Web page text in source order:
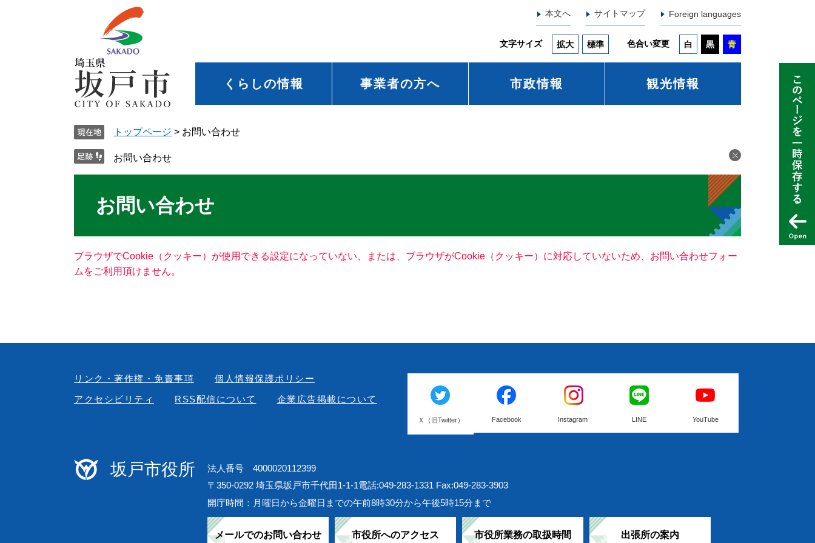
本文へ サイトマップ Foreign languages
文字サイズ 拡大 標準 色合い変更 白 黒 青
くらしの情報 事業者の方へ 市政情報 観光情報
トップページ > お問い合わせ
お問い合わせ
お問い合わせ
ブラウザでCookie（クッキー）が使用できる設定になっていない、または、ブラウザがCookie（クッキー）に対応していないため、お問い合わせフォー
ムをご利用頂けません。
リンク・著作権・免責事項
個人情報保護ポリシー
アクセシビリティ
RSS配信について 企業広告掲載について
Ｘ（旧Twitter） Facebook Instagram LINE YouTube
坂戸市役所
法人番号 4000020112399
〒350-0292 埼玉県坂戸市千代田1-1-1電話:049-283-1331 Fax:049-283-3903
開庁時間：月曜日から金曜日までの午前8時30分から午後5時15分まで
メールでのお問い合わせ 市役所へのアクセス 市役所業務の取扱時間 出張所の案内